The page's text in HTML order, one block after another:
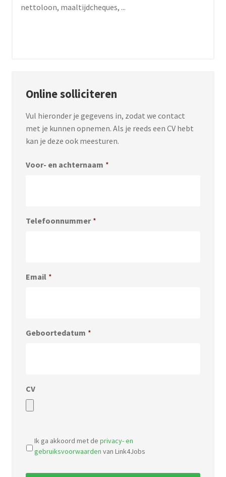
nettoloon, maaltijdcheques, ...
Online solliciteren
Vul hieronder je gegevens in, zodat we contact
met je kunnen opnemen. Als je reeds een CV hebt
kan je deze ook meesturen.
Voor- en achternaam *
Telefoonnummer *
Email *
Geboortedatum *
CV
types:
pdf,
doc.
Ik ga akkoord met de privacy- en
gebruiksvoorwaarden van Link4Jobs